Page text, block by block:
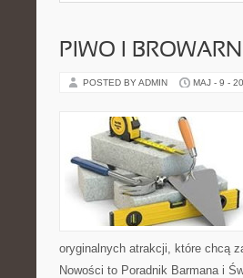
PIWO I
POSTED BY ADMIN MAJ - 9 -
oryginalnych atrakcji, które chcą
Nowości to Poradnik Barmana i